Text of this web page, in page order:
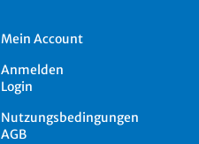
Mein Account
Anmelden
Login
Nutzungsbedingungen
AGB